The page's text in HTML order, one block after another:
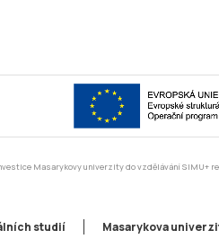
Masarykovy univerzity do vzdělávání
studií Masarykova